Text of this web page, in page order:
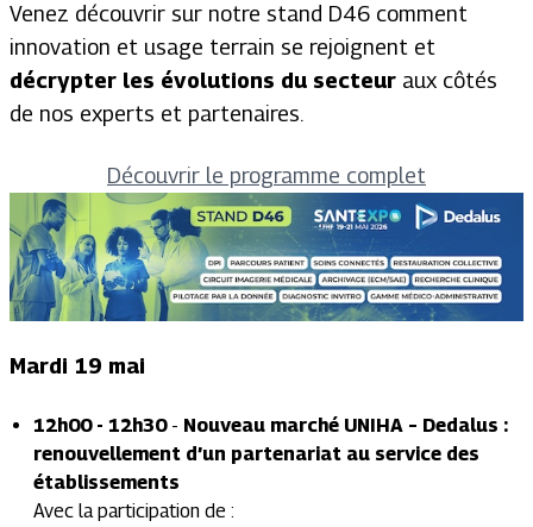
Venez découvrir sur notre stand D46 comment
innovation et usage terrain se rejoignent et
décrypter les évolutions du secteur aux côtés
de nos experts et partenaires.
Découvrir le programme complet
Mardi 19 mai
12h00 - 12h30- Nouveau marché UNIHA – Dedalus :
renouvellement d’un partenariat au service des
établissements
Avec la participation de :